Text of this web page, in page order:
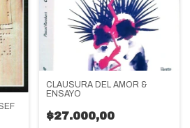
CLAUSURA DEL AMOR &
ENSAYO
$27.000,00